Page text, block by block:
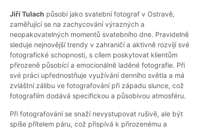
Jiří Tulach působí jako svatební fotograf v Ostravě,
zaměřující se na zachycování výrazných a
neopakovatelných momentů svatebního dne. Pravidelně
sleduje nejnovější trendy v zahraničí a aktivně rozvíjí své
fotografické schopnosti, s cílem poskytovat klientům
přirozeně působící a emocionálně laděné fotografie. Při
své práci upřednostňuje využívání denního světla a má
zvláštní zálibu ve fotografování při západu slunce, což
fotografiím dodává specifickou a působivou atmosféru.
Při fotografování se snaží nevystupovat rušivě, ale být
spíše přítelem páru, což přispívá k přirozenému a